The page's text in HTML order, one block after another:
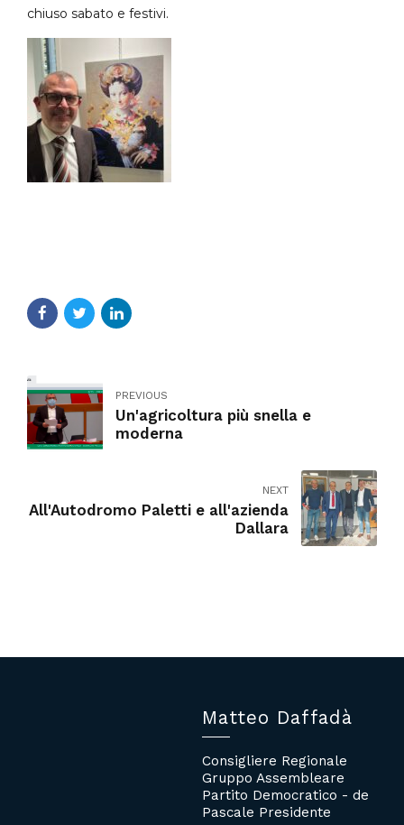
chiuso sabato e festivi.
PREVIOUS
Un'agricoltura più snella e
moderna
NEXT
All'Autodromo Paletti e all'azienda
Dallara
Matteo Daffadà
Consigliere Regionale
Gruppo Assembleare
Partito Democratico - de
Pascale Presidente